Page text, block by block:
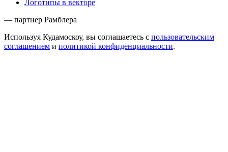
Логотипы в векторе
— партнер Рамблера
Используя Кудамоскоу, вы соглашаетесь с пользовательским
соглашением и политикой конфиденциальности.